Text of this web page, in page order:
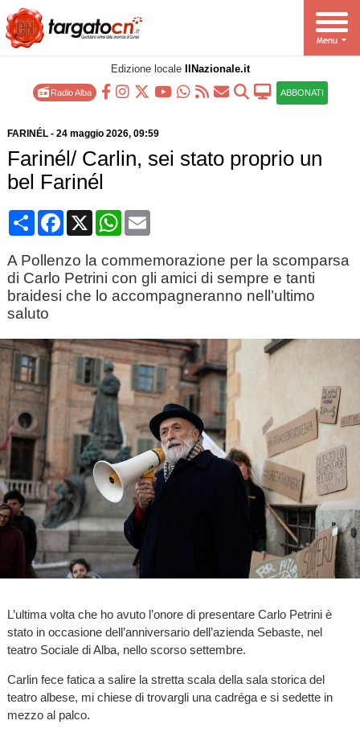
Edizione locale IlNazionale.it
Radio Alba ABBONATI
FARINÉL- 24 maggio 2026, 09:59
Farinél/ Carlin, sei stato proprio un
bel Farinél
CondividiFacebook
X WhatsApp
Email
A Pollenzo la commemorazione per la scomparsa
di Carlo Petrini con gli amici di sempre e tanti
braidesi che lo accompagneranno nell’ultimo
saluto
L’ultima volta che ho avuto l’onore di presentare Carlo Petrini è
stato in occasione dell’anniversario dell’azienda Sebaste, nel
teatro Sociale di Alba, nello scorso settembre.
Carlin fece fatica a salire la stretta scala della sala storica del
teatro albese, mi chiese di trovargli una cadréga e si sedette in
mezzo al palco.